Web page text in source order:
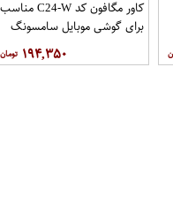
کاور مگافون کد C24-W مناسب
برای گوشی موبایل سامسونگ
۱۹۴,۳۵۰